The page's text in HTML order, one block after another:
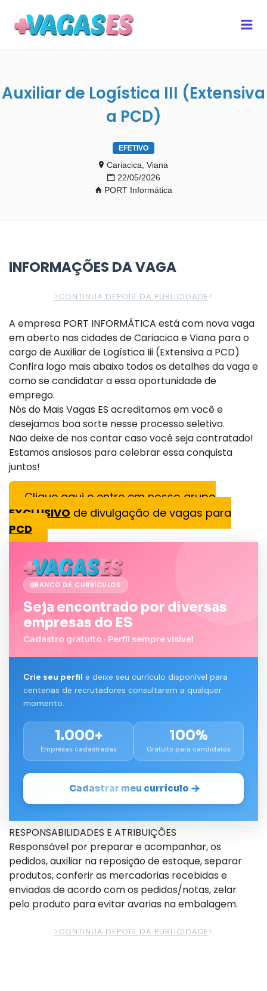
Auxiliar de Logística III (Extensiva
a PCD)
EFETIVO
Cariacica, Viana
22/05/2026
PORT Informática
INFORMAÇÕES DA VAGA
>CONTINUA DEPOIS DA PUBLICIDADE<
A empresa PORT INFORMÁTICA está com nova vaga
em aberto nas cidades de Cariacica e Viana para o
cargo de Auxiliar de Logística Iii (Extensiva a PCD)
Confira logo mais abaixo todos os detalhes da vaga e
como se candidatar a essa oportunidade de
emprego.
Nós do Mais Vagas ES acreditamos em você e
desejamos boa sorte nesse processo seletivo.
Não deixe de nos contar caso você seja contratado!
Estamos ansiosos para celebrar essa conquista
juntos!
Clique aqui e entre em nosso grupo
EXCLUSIVO de divulgação de vagas para
PCD
BANCO DE CURRÍCULOS
Seja encontrado por diversas
empresas do ES
Cadastro gratuito · Perfil sempre visível
Crie seu perfil e deixe seu currículo disponível para
centenas de recrutadores consultarem a qualquer
momento.
1.000+
Empresas cadastradas
100%
Gratuito para candidatos
Cadastrar meu currículo
RESPONSABILIDADES E ATRIBUIÇÕES
Responsável por preparar e acompanhar, os
pedidos, auxiliar na reposição de estoque, separar
produtos, conferir as mercadorias recebidas e
enviadas de acordo com os pedidos/notas, zelar
pelo produto para evitar avarias na embalagem.
>CONTINUA DEPOIS DA PUBLICIDADE<